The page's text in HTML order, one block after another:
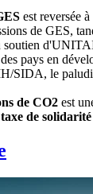
est reversée
de GES,
soutien
pays en
SIDA, le
de CO2 est
taxe de